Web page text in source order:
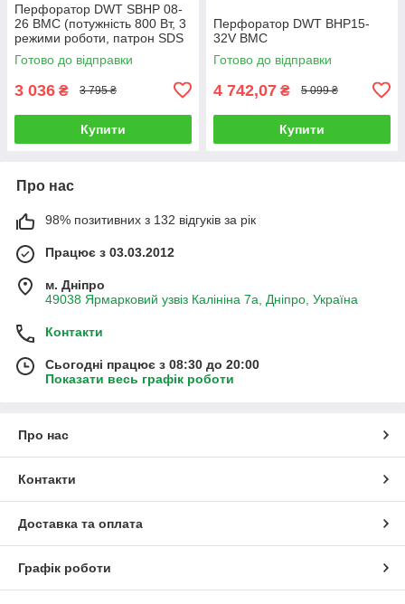
Перфоратор DWT SВНP 08-
26 BMC (потужність 800 Вт, 3
режими роботи, патрон SDS
PLUS)
Готово до відправки
3 036 ₴ 3 795 ₴
Купити
Перфоратор DWT BHP15-
32V BMC
Готово до відправки
4 742,07 ₴ 5 099 ₴
Купити
Про нас
98% позитивних з 132 відгуків за рік
Працює з 03.03.2012
м. Дніпро
49038 Ярмарковий узвіз Калініна 7а, Дніпро, Україна
Контакти
Сьогодні працює з 08:30 до 20:00
Показати весь графік роботи
Про нас
Контакти
Доставка та оплата
Графік роботи